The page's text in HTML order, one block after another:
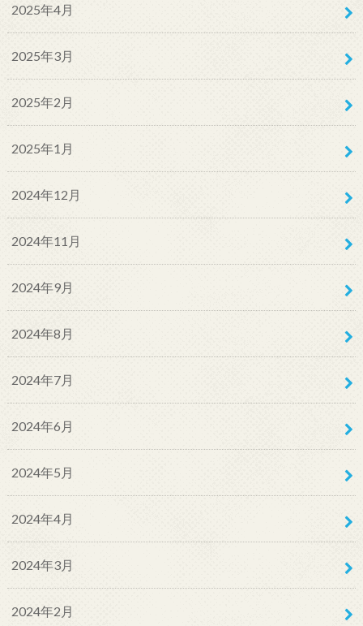
2025年4月
2025年3月
2025年2月
2025年1月
2024年12月
2024年11月
2024年9月
2024年8月
2024年7月
2024年6月
2024年5月
2024年4月
2024年3月
2024年2月